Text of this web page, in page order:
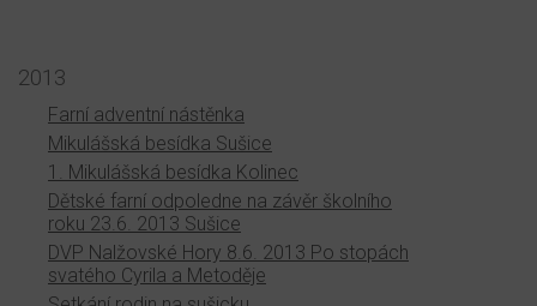
2013
Farní adventní nástěnka
Mikulášská besídka Sušice
1. Mikulášská besídka Kolinec
Dětské farní odpoledne na závěr školního
roku 23.6. 2013 Sušice
DVP Nalžovské Hory 8.6. 2013 Po stopách
svatého Cyrila a Metoděje